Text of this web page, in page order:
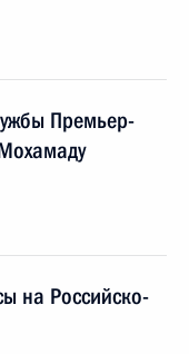
Премьер-
на Российско-